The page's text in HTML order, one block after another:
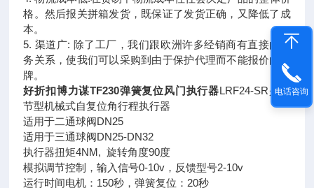
格。然后报关拼箱发货，既保证了发货正确，又降低了成
本。
5. 渠道广: 除了工厂，我们跟欧洲许多经销商有直接的业
务关系，使我们可以采购到由于保护代理而不能报价的品
牌。
好折扣博力谋TF230弹簧复位风门执行器LRF24-SR是调
节型机械式自复位角行程执行器
适用于二通球阀DN25
适用于三通球阀DN25-DN32
执行器扭矩4NM, 旋转角度90度
模拟调节控制，输入信号0-10v，反馈型号2-10v
运行时间电机：150秒，弹簧复位：20秒
电话咨询